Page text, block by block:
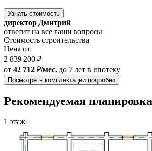
Узнать стоимость
директор Дмитрий
ответит на все ваши вопросы
Стоимость строительства
Цена от
2 839 200 ₽
от 42 712 ₽/мес. до 7 лет в ипотеку
Посмотреть комплектации подробно
Рекомендуемая планировка
1 этаж